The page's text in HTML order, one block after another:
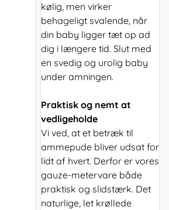
kølig, men virker
behageligt svalende, når
din baby ligger tæt op ad
dig i længere tid. Slut med
en svedig og urolig baby
under amningen.
Praktisk og nemt at
vedligeholde
Vi ved, at et betræk til
ammepude bliver udsat for
lidt af hvert. Derfor er vores
gauze-metervare både
praktisk og slidstærk. Det
naturlige, let krøllede